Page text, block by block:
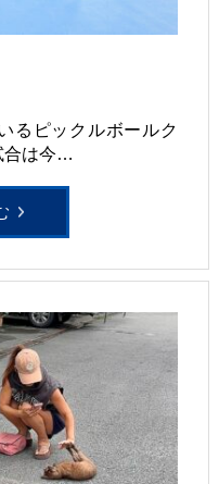
るピックルボールク
合は今…